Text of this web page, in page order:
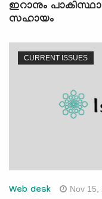
ഇറാനും
സഹായം
CURRENT ISSUES
Web desk Nov 15,